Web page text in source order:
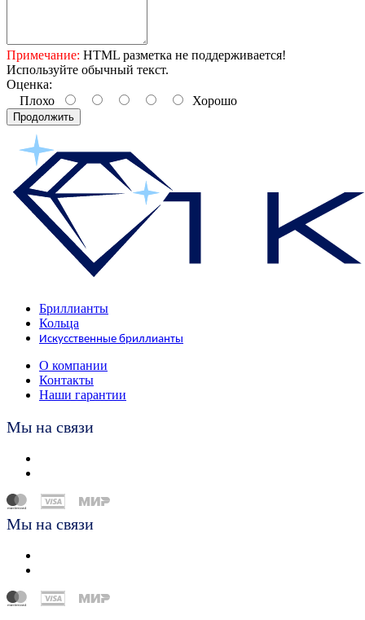
Примечание: HTML разметка не поддерживается!
Используйте обычный текст.
Оценка:
Плохо
Хорошо
Продолжить
Бриллианты
Кольца
Искусственные бриллианты
О компании
Контакты
Наши гарантии
Мы на связи
Мы на связи